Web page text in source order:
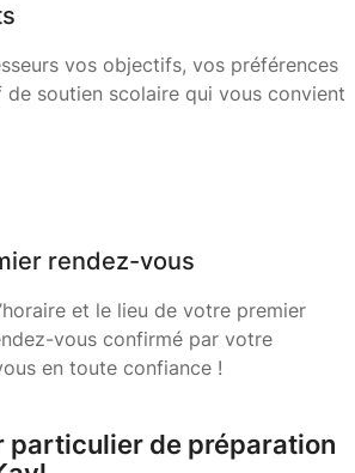
vos objectifs, vos préférences
soutien scolaire qui vous convient
rendez-vous
et le lieu de votre premier
vous confirmé par votre
en toute confiance !
particulier de préparation